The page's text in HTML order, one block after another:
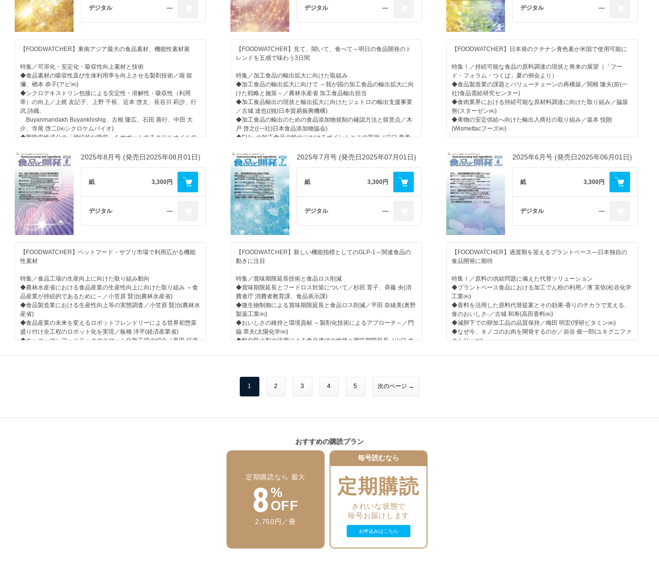
業系食品ロス量は増加／農林水産省、環境省
・栄養機能食品制度の見直し、最終段階へ ―栄養成分の下限値と上
限値、機能の文言、注意事項の改正で意見募集開始／消費者庁
【GNGグローバルニューストピックス】
・ほうじ茶は「次の抹茶」になるのか――広がるローストティート
・欧州の培養肉市場展望：消費者の受容性は二分、試食前の「信頼
構築」が普及の鍵に
・米国2026年版「食事ガイドライン」の転換を受け再生型農業とホ
ールフードが新潮流に
・Grand View Research社予測：腸の健康需要が牽引「食物繊維ル
ネサンス」で市場拡大へ
・英国「Times 100」にウェルネス企業が躍進、女性向けとハイド
レーションが市場を牽引
・PepsiCo社、「Muscle Milk Pro」を大幅刷新―クリーンラベル化
・dsm-firmenich社、細胞の健康維持（cellspan）に基づき長寿イノ
ベーションの再定義を推進
・更年期市場が拡大、臨床研究とターゲット製品が牽引”
【その他】
・Keep up with Overseas Trends!
・国内文献速報
・特許速報
≪調査≫
・2024年惣菜市場規模、11兆円を突破 ―市場規模は過去最高を記
録、値上げの影響も／(一社)日本惣菜協会調べ
【GNGグローバルニューストピックス】
・欧州のプラントベース市場、代替肉は全体の4％にとどまる
・フィリピン発「ウベ」、次の抹茶ブーム候補として注目拡大
・欧州食品市場、健康・高たんぱく質・手軽さが主要トレンドに
・プラントベース食品市場、栄養価と「おいしさ」の両立が成長の
鍵に
・Vitafoods Europe 2026、機能性食品・飲料分野で「高栄養密度」
と個別化が主要テーマに
・プラントベース乳製品、代替肉より堅調成長「日常性」と味改善
が差に
・カッテージチーズ再成長、「高たんぱく質・SNS映え」で若年層
・ヘルシーエイジング市場で注目される10の成分、予防・機能性ニ
ーズが拡大
・培養肉業界、生き残る企業は誰か市場縮小の中で戦略転換進む
・「GEO」とは？AI検索時代の新たな情報最適化戦略
・Hershey社、AI活用でマーケティングと意思決定を高度化
・グミから炭酸粒、チョコスティックまでサプリ・機能性食品で
「摂取体験」競争が加速
・研究、バイオマーカー活用型パーソナライズサプリ市場拡大を示
唆
・Haribo社、「グミ中心戦略」でグローバル成長を加速
・EU「Breakfast Directive」改正、食品メーカーに表示・配合見直
しを要求
・Nutri-Score改訂でNOVA分類との整合性向上―「超加工食品」議
【その他】
・新製品紹介
・業界商品動向
・Keep up with Overseas Trends!
・国内文献速報
・特許速報
・2030年の輸出額5兆円に向けて、経済産業省と連携 ―「日本の食
輸出1万者支援プログラム」をキックオフ／農林水産省
≪調査≫
・昨年の猛暑、飲料増需要に反映せず ―巣ごもりによる飲用機会の
減少や値上げの影響も／(一社)全国清涼飲料連合会調べ
・米国オーガニック市場が加速拡大、従来品を上回る成長の背景
・2α・β世代が切り開く機能性食品市場新たな消費構造の兆し
・2026年のフレーバートレンド「大胆さ・融合・体験価値」が主役
に
・低所得層が牽引するナチュラル食品市場健康意識とテクノロジー
が購買行動を変える理由
・プロテインソーダが生む新潮流
・子ども向けニュートリション市場で見える親のニーズとブランド
のギャップ
ィックコマース
・発酵副産物は「次世代の食物繊維資源」となるか
・培養カカオによるチョコレートが実現：Mondel&#275;z社が開発
した「細胞由来チョコ」の意義
・長寿科学の次の焦点は「バランス」単一指標から統合的健康設計
への転換
・ポストバイオティクスが体組成と認知に影響する可能性
理を明確化
【その他】
・Keep up with Overseas Trends!
・新製品紹介
・国内文献速報
・特許速報
マネジメントシステムズ㈱)
【美味しさ追求のための知財戦略(24)】
◆〈2025年11月～2026年3月の成立特許〉
「風味」・「食感」・「外観」改善のための最新特許報告／春名
真徳(弁理士法人ナビジョン国際特許事務所)
【機能性表示食品の発売動向を追う(127)】
◆機能性表示食品の届出・受理の現状
【素材レポート】
◆だしの機能性 ～医療・介護領域における課題に対する新たな可能
性～／橋詰 昌幸(㈱マルハチ村松)、吉田 貞夫(ちゅうざん病院)
◆レトルト食品と相性抜群！糖アルコール ～外観・風味・食感の改
善～／久保 智佳史、長屋 仁(Bフードサイエンス㈱)
◆発酵フラボノイド素材 RenoSorb(TM)シリーズ
収設計―／嘉島 康二(㈱ピー・エイ・アイ・ジャパン)
【クローズアップ】
≪行政≫
・機能性表示食品の自己点検等報告は約6割が提出 ―届出対象の1/4
は届出を撤回、1割強は未提出／消費者庁
・BtoBの値上げ交渉は7割が実施、BtoCの価格転嫁率は低く ―令和
7年度食品等取引実態調査結果を公表／農林水産省
・甘味料の推定一日摂取量は、いずれもADIを大きく下回る ―マー
ケットバスケット方式による摂取量調査結果を公表／消費者庁
【GNGグローバルニューストピックス】
・食物繊維が次の栄養トレンドとして台頭する背景と方向性
・世界的な睡眠不足が生む新たな食品・飲料市場
・欧米で拡大する海藻スナック市場
・アジアにおけるGLP-1市場拡大と食品企業に求められる対応
・Natural Products Expo West 2026に見る乳製品イノベーションと
パーソナライズ飲料の台頭
・セルロース由来素材による二酸化チタン代替技術の開発
・精密発酵で製造したラクトフェリン原料「Vivitein LF」をVivici社
が米国で投入
・EU、植物由来食品の「肉名称」使用を制限―「バーガー」「ソー
・国内文献速報
剤の市場動向
◆腸内環境から全身の健康に寄与する プロバイオティクス プレバイ
オティクス ポストバイオティクス
【素材レポート】
◆寒天オリゴ糖（AOS）
―「悪玉菌をおさえる」という新たなプレバイオティクスの概念
◆発酵性食物繊維イヌリン「Fuji FF」「Fuji FF HS」の生理機能と
短鎖脂肪酸／堀之内 志保(フジ日本㈱)
【機能性食品開発のための知財戦略(77)】
◆食品用途発明の最新報告〈2026年1月16日-2月特許公報発行／公
開分〉
今号注目の機能性 乳酸菌の利用に関する用途発明／春名 真徳(弁
理士法人ナビジョン国際特許事務所)
【機能性表示食品の発売動向を追う(126)】
◆機能性表示食品の届出・受理の現状
【クローズアップ】
≪行政≫
・小規模事業者のHACCPに沿った衛生管理方法等が課題に ―飲食
店、製造・加工業、販売業の各事業者団体のヒアリングを実施／厚
生労働省
・1日に必要な栄養成分等の量の目安を消費者に分かりやすく ―日
本版包装前面栄養表示ガイドラインを公表／消費者庁
≪調査≫
・「健康に良い」「たんぱく質が摂取できる」が購入動機の中心 ―
豆乳をほぼ毎日飲む層も増加傾向に／日本豆乳協会調べ
【GNGグローバルニューストピックス】（毎号掲載）
・肉消費の削減傾向と「リデュースタリアン」の意味
・全粒穀物の健康訴求と消費者需要の拡大
・GLP-1減量薬の普及を背景に拡大する「GLP-1フレンドリー食
品」市場
・Z世代の意識調査：ストレスと睡眠の懸念が浮き彫りに
・2026年の自然・オーガニック食品トレンド
・スポーツニュートリション市場、2035年に1,081億ドル規模に成
・GLP-1食品トレンド：メーカーが取るべき次の戦略
の可能性と製品設計
・食品企業が理解不足であるGLP-1減量薬の食品市場への影響
・FrieslandCampina Ingredients社のたんぱく質戦略&#822;需給逼
・プラントベースチーズ市場の次の成長波を掴むには
・米国GRAS規則見直しがサプリメント業界のNDI対応を後押しする
・韓国がターメリック／グリーンコーヒー豆など一部素材の安全
性・機能性を再評価
・EFSAのQPSリスト更新が微生物イノベーションの機会を広げる
・2025～2030年版米国食事ガイドラインは再考が必要─構造的な問
題点と改善提案
・水産養殖の持続可能性：政策の果たす役割と課題
【機能性表示食品の発売動向を追う(125)】
◆機能性表示食品の届出・受理の現状
【クローズアップ】
≪行政≫
分の機能の文言や下限値・上限値を見直し／消費者庁
・農林水産物・食品の輸出額、1.7兆円を突破 ―緑茶は倍増、日本食
への関心や健康志向の高まりなども背景に／農林水産省
≪海外≫
・「本物の食品を食べよう」――栄養政策を数十年ぶりに大幅な見
直し ―「アメリカ人のための食事ガイドライン2025-2030」を発表
／米国HHS・USDA
【GNGグローバルニューストピックス】（毎号掲載）
て真正性への重視
・2026年に向けた視点整理：2025年の食トレンド予測を振り返る
・2025年総括：ウェルネスの矛盾と健康寿命（healthspan）への転
換
・欧州市場での原料透明性が自然由来健康食品の成功の鍵に
・「Everyday Athletes（日常のアクティブ層）」の台頭でパフォー
マンスニュートリション市場が急拡大
・副産物が切り開く、食品の新たな可能性～アジア市場に向けた“血
糖値配慮型”ヌードル
・腸の健康の新素材として注目される「バインディングプロテイ
ン」
リション」の未来となるか
・GLP-1イノベーションを牽引する原料トレンド
・小腸の微生物データ取得を可能にする「飲み込むカプセル」技術
をが公開
・「2026年の食物繊維ブーム」を予測&#8212;消費者需要の高まり
とカテゴリー機会
・Beyond社が機能性プロテイン飲料「Beyond Immerse」を投入
・アマゾン、全サプリメント製品にcGMP適合の第三者検証を拡大
・2026年におけるアジア太平洋（APAC）地域の主要なニュートラ
・新製品紹介
県立大学 食品栄養科学部)
【市場動向】
◆食品加工用酵素の市場動向 ～SDGsが市場の追い風に
◆スポーツニュートリションの開発
◆エビデンス取得ニーズは増加・多様化 機能性表示食品の動向とヒ
ト試験受託の動き
【品質・安全対策】
◆研究開発と品質管理で注目のモニタリング機器最前線 ～ロングラ
イフ化とSGDsで存在感強まる～
柴田科学、セントラル科学貿易、東亜ディーケーケー、DKSHマ
ーケットエクスパンションサービスジャパン、
テストー、フロイント産業、メータージャパン
【素材レポート】
◆ナンブ「超いきいき家族」オリゴ糖シロップ
―ケストースとイヌリンが導く“菌との共生型ヘルスケア”―／山口
響生(藤田医科大学医学部) ほか
【機能性食品開発のための知財戦略(75)】
◆食品用途発明の最新報告〈2025年11月-12月特許公報発行／公開
分〉
今号注目の機能性 スポーツニュートリションに関する用途発明／
春名 真徳(弁理士法人ナビジョン国際特許事務所)
【機能性表示食品の発売動向を追う(124)】
◆機能性表示食品の届出・受理の現状
【クローズアップ】
≪行政≫
・ノンオイルドレッシングの表示が可能に 食用植物油脂は限定列挙
形式の定義を廃止へ ―個別品目ごとの表示ルールを見直し／消費者
庁
・1日に必要な栄養成分等の量の目安を消費者に分かりやすく ―日
本版包装前面栄養表示ガイドライン公表へ／消費者庁
・細胞培養食品(仮称)の安全性担保のための確認ポイントをとりまと
・「○○フリー食品」の現状と今後
ト、日本環境科学研究所、
バチルテクノコーポレーション、ヘリオス
【市場動向】
◆米由来素材・米食対応素材の多角的利用に向けて ―健康とおいし
さ、食品のLL化、代替機能に着目した製品群
◆食物繊維素材の市場動向
【美味しさ追求のための知財戦略(23)】
◆〈2025年6月～2025年10月の成立特許〉
発酵技術に関する美味しさの特許報告／春名 真徳(弁理士法人ナビ
ジョン国際特許事務所)
【機能性表示食品の発売動向を追う(123)】
◆機能性表示食品の届出・受理の現状
◆発酵性食物繊維イヌリン「Fuji FF」「Fuji FF HS」の機能性と市
場動向／全学哲(フジ日本㈱)
◆ナンブ「超いきいき家族」ヨーグルト
―パラプロバイオティクス Lactiplantibacillus plantarum FM8株に
よる高齢者の腸内環境サポート―／山口 響生 ほか(藤田医科大学医
学部)
【インタビュー】
◆食感や味も探求した独自の植物性タンパクでGood Taste、Good
Healthを提案／Roquette(ロケット)
◆世界の注目を集めるマグネシウム素材「Magtein(R)」(L-トレオン
酸マグネシウム)日本上陸／Threotech社 Rory Lipsky氏にきく
年で最低に】
【クローズアップ】
≪行政≫
・令和6年度の食料自給率は前年並みの38％ ―生産額ベースで
64％、摂取熱量ベースは46％／農林水産省
・過剰摂取リスクや摂取形態、一般食品との線引きなどが焦点に ―
サプリメントの定義に関わる議論スタート／消費者庁
中、安全性の未評価は43品目に／消費者庁
【GNGグローバルニューストピックス】
・機能性ビューティードリンク：革新を牽引する5製品
・2026年に注目されるフードテック動向
・長寿志向とウエイトマネジメントが食品・飲料のイノベーション
・NAD＋：機能性食品・飲料を変えるlongevity（長寿）分子
・NAD＋サプリ市場の再評価期：信頼性・差別化戦略が鍵となる新
フェーズへ
・消費者は培養肉・精密発酵食品を理解していない：表示と説明の
透明性が鍵
・SupplySide Global 2025で注目された女性の健康を支える最新ト
レンド
・世界最大の乳業企業Lactalis、米国でGLP-1フレンドリーヨーグル
トを発売
・Coca-Cola、糖質ゼロ＆高たんぱく質戦略でGLP-1時代に対応
【素材レポート】
◆酵母エキスのカカオ原料代替への利用／濱田 彩野(バイオスプリン
ガー by ルサッフル)
◆ナガセヴィータの「トレハ(R)」は発売30周年 これまで培ってき
た多くの研究をもとに新たな用途を開拓／ナガセヴィータ㈱
◆食品分野における水分測定技術の最新動向 ケツト科学研究所、
CEM Japan、京都電子工業
【支援技術】
◆食品産業の可能性を広げる乾燥技術 ～ロングライフ化や付加価値
向上、SDGs 貢献への展望～
大川原化工機、大川原製作所、西光エンジニアリング、西村鐵工
所、ミクロ電子
◆食品表示変遷と賞味期限見直しで重要性高まる印字装置・印字検
イーデーエム、エムエスティ、紀州技研工業
【機能性食品開発のための知財戦略(74)】
◆食品用途発明の最新報告〈2025年10月特許公報発行／公開分〉
今号注目の機能性 糖代謝改善に関する用途発明／春名 真徳(弁理
士法人ナビジョン国際特許事務所)
◆機能性表示食品の届出・受理の現状
【クローズアップ】
≪行政≫
・機能性表示食品、「砂糖不使用」「糖質ゼロ」等の強調表示を可
―過剰摂取懸念のある成分は注意すべき事項等を手引きに明示／
消費者庁
・米粉等原料安定供給に対する支援を強化
―米粉等需給安定・利用促進対策事業に1.3億円計上／農林水産省
令和8年度概算要求
≪調査≫
・大豆ミートの認知率は74％ ―購入頻度の増加はヘビーユーザーと
して定着した可能性／日本大豆ミート協会調べ
【GNGグローバルニューストピックス】
・栄養密度訴求：「エンプティ・カロリー」からの脱却を狙う食品
デジタル ―
【FOODWATCHER】東南アジア最大の食品素材、機能性素材展
特集／可溶化・安定化・吸収性向上素材と技術
◆食品素材の吸収性及び生体利用率を向上させる製剤技術／堀 留
彌、楢本 恭子(アピ㈱)
◆シクロデキストリン包接による安定性・溶解性・吸収性（利用
率）の向上／上梶 友記子、上野 千裕、近本 啓太、長谷川 莉沙、行
武 詩織、
Buyanmandakh Buyankhishig、古根 隆広、石田 善行、中田 大
介、寺尾 啓二(㈱シクロケムバイオ)
◆難吸収性成分の「持続的な吸収」をサポートするクリルオイルの
◆難溶性物質の可溶化技術／小森 紀明(第一工業製薬㈱)
◆リポソーム化粉末が拓く有用成分の生体利用率向上：吸収困難な
ビタミン・クルクミンの課題を克服するBart社の技術／立花 英寛(東
洋サイエンス㈱)
【市場動向】
◆高機能サプリメント開発のための製剤化技術
◆明色化、安定性向上、輸出対応への取組みが活発化 食品用着色
料の市場動向
◆食品開発をサポートする技術-原料不足への対応も 2026年に向け
て提案するフレーバー
【素材紹介】
【品質・安全対策】
◆ロングライフ化とフードロス対策で重要性高まる温度管理／エラ
ブジャパン、サーモポート、パシコ貿易
【支援技術】
◆付加価値製品の開発、有価物の回収・再利用で動きを見せる分
離・ろ過技術
今号注目の食品機能性特許 吸収性コントロールに関する用途発明
デジタル ―
【FOODWATCHER】見て、聞いて、食べて～明日の食品開発のト
レンドを五感で味わう3日間
特集／加工食品の輸出拡大に向けた取組み
◆加工食品の輸出拡大に向けて ～我が国の加工食品の輸出拡大に向
けた戦略と施策～／農林水産省 加工食品輸出担当
◆加工食品輸出の現状と輸出拡大に向けたジェトロの輸出支援事業
／古城 達也((独)日本貿易振興機構)
◆加工食品の輸出のための食品添加物規制の確認方法と留意点／木
戸 啓之((一社)日本食品添加物協会)
◆EUへの加工食品の輸出におけるポイントとその実例／江口 典孝
【インタビュー】
◆米国市場向けクチナシ青色素「サンエイ ブルー(R)」本格展開へ／
坂田 慎氏(三栄源エフ・エフ・アイ㈱)
【支援技術】
◆高機能食品製造用途とサニタリー化進む粉粒体技術／大川原化工
機、増野製作所
【市場動向】
◆運動器ケアで健康寿命延伸 ロコモティブシンドローム対応素材
の開発動向
◆脳機能素材 ―注目される認知・ストレス・睡眠改善機能
【機能性食品開発のための知財戦略(72)】
◆事例に学ぶ！食品・化粧品企業のための部分意匠・関連意匠の実
践的活用法／石川 克司(弁理士法人ナビジョン国際特許事務所)
【素材レポート】
◆睡眠の質および成長ホルモン量改善素材「清酒酵母GSP6株」／佐
藤 勇紀(三菱ガス化学㈱)
◆酸化安定性と吸収性を改善したサジーオイル-シクロデキストリン
◆多菌株プロバイオティクスによる腸内細菌叢の回復と下痢の緩和
【機能性キノコ―】
【特別レポート】
(㈱グローバルニュートリショングループ)
【機能性表示食品の発売動向を追う(120)】
【クローズアップ】
≪行政≫
・農林水産業の持続可能な成長の実現に向けた施策を推進 ―農林水
産物・食品輸出の拡大には152億円を計上／農林水産省 令和8年度予
・健康づくり・生活習慣病の予防・栄養対策等の取り組みに64億円
を計上 ―食の安全・安心の確保には21億円を計上／厚生労働省 令和
デジタル ―
【FOODWATCHER】日本発のクチナシ青色素が米国で使用可能に
特集Ⅰ／持続可能な食品の原料調達の現状と将来の展望（「フー
ド・フォラム・つくば」夏の例会より）
◆食品製造業の課題とバリューチェーンの再構築／関根 隆夫(前(一
社)食品需給研究センター)
◆食肉業界における持続可能な原材料調達に向けた取り組み／脇坂
努(スターゼン㈱)
◆果物の安定供給へ向けた輸出入商社の取り組み／坂本 悦朗
(Wismettacフーズ㈱)
◆健康長寿の鍵は「食力」
～オーラルフレイル予防の国民啓発と多職種連携強化により新た
な時代へ～／飯島 勝矢(東京大学 高齢社会総合研究機構)
◆小児の口腔機能改善を目指した食品開発／朝田 芳信(鶴見大学 歯
学部)
◆一般生活者における歯科医療の現状
自分の歯を残したいという意識の高まりが予防意識の高まりに
【インタビュー】
◆食品工場の生産性効率向上とサニテーションを両立 ～食品ピッキ
ングロボットソリューション～
◆食品・飲料の加熱・非加熱殺菌技術 ―SDGsとフードロス対策で
見直し進む―
岩井機械工業、イズミフードマシナリ、大川原製作所、鍵庄、
SEEMS、パワーポイント・インターナショナル
【市場動向】
◆有機酸の市場動向 世界需給を見据えたリスク回避・高付加価値化
がカギに ～賞味期限延長や健康志向が需要を下支え～
◆研究開発進む育毛・毛髪改善機能性素材
2025年8月号 (発売日2025年08月01日)
紙 3,300円
デジタル ―
【FOODWATCHER】ペットフード・サプリ市場で利用広がる機能
性素材
特集／食品工場の生産向上に向けた取り組み動向
◆農林水産省における食品産業の生産性向上に向けた取り組み ～食
品産業が持続的であるために～／小笠原 賢治(農林水産省)
◆食品製造業における生産性向上等の実態調査／小笠原 賢治(農林水
産省)
◆食品産業の未来を変えるロボットフレンドリーによる世界初惣菜
盛り付け全工程のロボット化を実現／板橋 洋平(経済産業省)
◆キッコーマンフードテックのスマート化新工場の紹介／黒田 征道
◆粉末状大豆たん白で実現する工程革命(改善)／馬場 司(不二製油㈱)
2025年7月号 (発売日2025年07月01日)
紙 3,300円
デジタル ―
【FOODWATCHER】新しい機能指標としてのGLP-1～関連食品の
動きに注目
特集／賞味期限延長技術と食品ロス削減
◆賞味期限延長とフードロス対策について／杉田 育子、斉藤 央(消
費者庁 消費者教育課、食品表示課)
◆微生物制御による賞味期限延長と食品ロス削減／平田 奈緒美(奥野
製薬工業㈱)
◆おいしさの維持と環境貢献 ～製剤化技術によるアプローチ～／門
脇 章夫(太陽化学㈱)
◆酸化防止剤の活用による食品価値の維持と賞味期限延長／山口 大
◆酸化防止成分の相乗効果を応用した飲食品の賞味期限延長／末次
◆食品機能材「スラビス(R)」を用いたフライ食品・畜肉食品のフー
ドロス削減に向けた応用／渡邊 勝、宮崎 厚徳(日油㈱
保存料、品質保持製剤
◆抗メタボ・ダイエット素材の市場動向
アイエンス、エイブル、エンバイロ・ビジョン、ケイエルプラン
ト、日本環境科学研究所、
バチルテクノコーポレーション、ヘリオス
【素材レポート】
◆ステビアの進化と応用最前線 ―甘味・香り・コスト設計を支える
多機能素材―／竹本 彩乃(イングレディオン・ジャパン㈱)
◆ペンタデシル含有オーラン油の美容食品としての利用／坪井 誠、
2025年6月号 (発売日2025年06月01日)
紙 3,300円
デジタル ―
【FOODWATCHER】過渡期を迎えるプラントベース―日本独自の
食品開発に期待
特集Ⅰ／原料の供給問題に備えた代替ソリューション
◆プラントベース食品における加工でん粉の利用／濱 芙弥(松谷化学
工業㈱)
◆香料を活用した原料代替提案とその効果-香りのチカラで支える、
食のおいしさ-／古城 和寿(高田香料㈱)
◆減卵下での卵加工品の品質保持／梅田 明宏(理研ビタミン㈱)
◆なぜ今、キノコのお肉を開発するのか／岩谷 俊一郎(ユキグニファ
クトリー㈱)
特集 Ⅱ／細胞性食品の規制と今後
1 2 3 4 5 次のページ →
おすすめの購読プラン
定期購読なら 最大
8%
OFF
2,750円／冊
毎号読むなら
定期購読
きれいな状態で
毎号お届けします
お申込みはこちら